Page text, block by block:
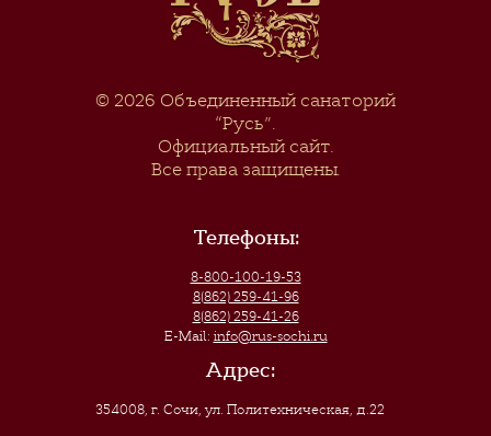
© 2026 Объединенный санаторий
“Русь”.
Официальный сайт.
Все права защищены.
Телефоны:
8-800-100-19-53
8(862) 259-41-96
8(862) 259-41-26
E-Mail: info@rus-sochi.ru
Адрес:
354008, г. Сочи,ул. Политехническая, д.22